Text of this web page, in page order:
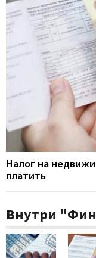
Налог на
платить
Внутри